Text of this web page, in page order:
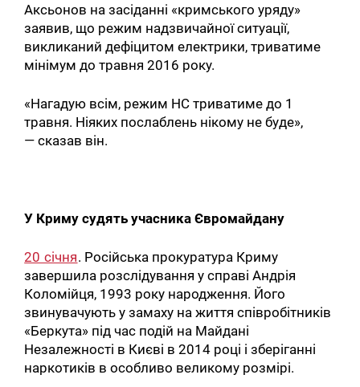
Аксьонов на засіданні «кримського уряду»
заявив, що режим надзвичайної ситуації,
викликаний дефіцитом електрики, триватиме
мінімум до травня 2016 року.
«Нагадую всім, режим НС триватиме до 1
травня. Ніяких послаблень нікому не буде»,
— сказав він.
У Криму судять учасника Євромайдану
20 січня. Російська прокуратура Криму
завершила розслідування у справі Андрія
Коломійця, 1993 року народження. Його
звинувачують у замаху на життя співробітників
«Беркута» під час подій на Майдані
Незалежності в Києві в 2014 році і зберіганні
наркотиків в особливо великому розмірі.